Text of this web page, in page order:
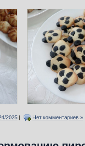
2025 | Нет комментариев »